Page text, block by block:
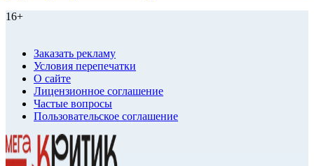
16+
Заказать рекламу
Условия перепечатки
О сайте
Лицензионное соглашение
Частые вопросы
Пользовательское соглашение